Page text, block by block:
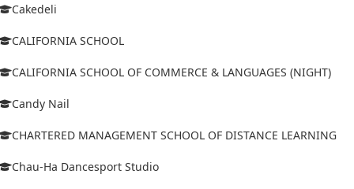
Cakedeli
CALIFORNIA SCHOOL
CALIFORNIA SCHOOL OF COMMERCE & LANGUAGES (NIGHT)
Candy Nail
CHARTERED MANAGEMENT SCHOOL OF DISTANCE LEARNING
Chau-Ha Dancesport Studio